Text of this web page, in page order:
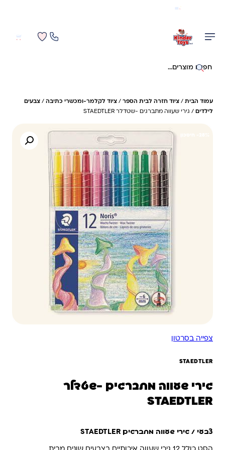
חיפוש באתר
עמוד הבית / ציוד חזרה לבית הספר / ציוד לקלמר-ומכשרי כתיבה / צבעים
לילדים / גירי שעווה מתברגים -שטדלר STAEDTLER
צפייה בסרטון
STAEDTLER
גירי שעווה מתברגים -שטדלר
STAEDTLER
צבעי / גירי שעווה מתברגים STAEDTLER